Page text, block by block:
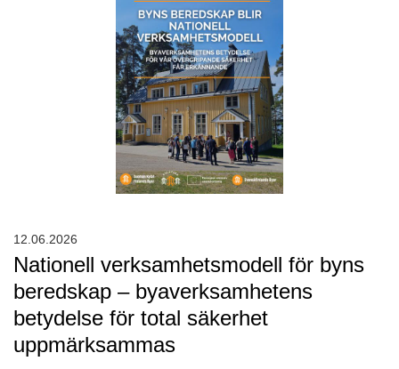
Nationell verksamhetsmodell för byns
beredskap – byaverksamhetens
betydelse för total säkerhet
uppmärksammas
12.06.2026